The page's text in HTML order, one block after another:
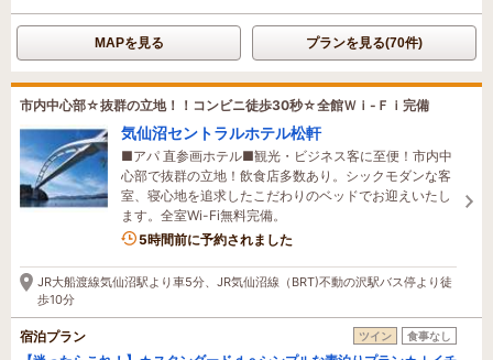
MAPを見る プランを見る(70件)
市内中心部☆抜群の立地！！コンビニ徒歩30秒☆全館Ｗｉ-Ｆｉ完備
気仙沼セントラルホテル松軒
■アパ 直参画ホテル■観光・ビジネス客に至便！市内中
心部で抜群の立地！飲食店多数あり。シックモダンな客
室、寝心地を追求したこだわりのベッドでお迎えいたし
ます。全室Wi-Fi無料完備。
5時間前に予約されました
JR大船渡線気仙沼駅より車5分、JR気仙沼線（BRT)不動の沢駅バス停より徒
歩10分
宿泊プラン ツイン 食事なし